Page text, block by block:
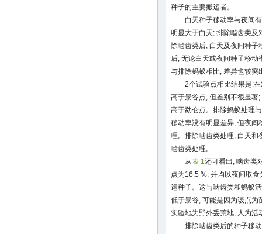
种子的主要搬运者。
白天种子移动率与夜间
明显大于白天; 排除啮齿类及
除啮齿类后, 白天及夜间种
后, 无论白天或夜间种子移
与排除蚂蚁相比, 差异也较突
2个试验点相比结果是:
高于景谷点, 但差别不很显著
高于勐仑点。排除蚂蚁处理
移动率没有明显差异, 但夜间
理。排除啮齿类处理, 白天和
啮齿类处理。
从表 1还可看出, 啮齿类
点为16.5 %, 并均以夜间取
运种子。这与啮齿类和蚂蚁
低于景谷, 可能是因为该点为
实验地为野外丢荒地, 人为活
排除啮齿类后的种子移